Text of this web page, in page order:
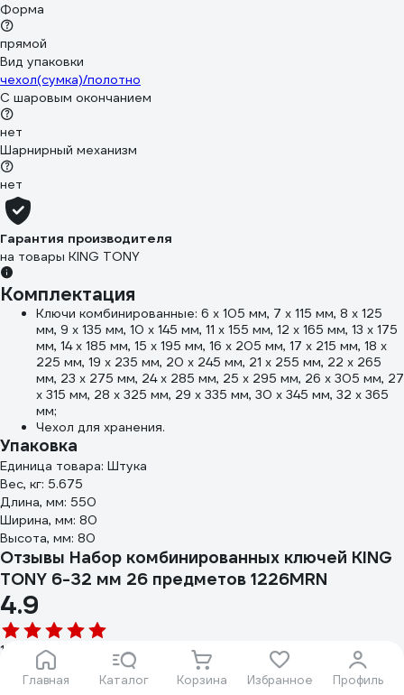
Главная Каталог Корзина Избранное Профиль
Форма
прямой
Вид упаковки
чехол(сумка)/полотно
С шаровым окончанием
нет
Шарнирный механизм
нет
Гарантия производителя
на товары KING TONY
Комплектация
Ключи комбинированные: 6 х 105 мм, 7 х 115 мм, 8 х 125
мм, 9 х 135 мм, 10 х 145 мм, 11 х 155 мм, 12 х 165 мм, 13 х 175
мм, 14 х 185 мм, 15 х 195 мм, 16 х 205 мм, 17 х 215 мм, 18 х
225 мм, 19 х 235 мм, 20 х 245 мм, 21 х 255 мм, 22 х 265
мм, 23 х 275 мм, 24 х 285 мм, 25 х 295 мм, 26 х 305 мм, 27
х 315 мм, 28 х 325 мм, 29 х 335 мм, 30 х 345 мм, 32 х 365
мм;
Чехол для хранения.
Упаковка
Единица товара: Штука
Вес, кг: 5.675
Длина, мм: 550
Ширина, мм: 80
Высота, мм: 80
Отзывы Набор комбинированных ключей KING
TONY 6-32 мм 26 предметов 1226MRN
4.9
16 отзывов